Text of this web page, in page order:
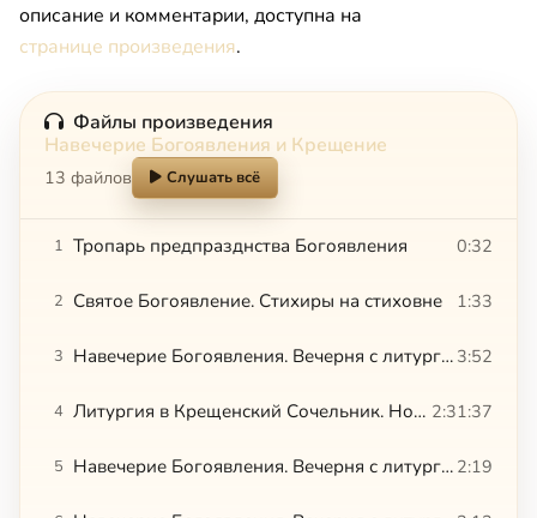
описание и комментарии, доступна на
странице произведения.
Файлы произведения
Навечерие Богоявления и Крещение
13 файлов Слушать всё
1 Тропарь предпразднства Богоявления 0:32
2 Святое Богоявление. Стихиры на стиховне 1:33
3 Навечерие Богоявления. Вечерня с литургией святителя Василия Великого. Стихиры на Господи воззвах 3:52
4 Литургия в Крещенский Сочельник. Новодевичий монастырь 2:31:37
5 Навечерие Богоявления. Вечерня с литургией святителя Василия Великого. Тропарь и припевы после 6 паремии 2:19